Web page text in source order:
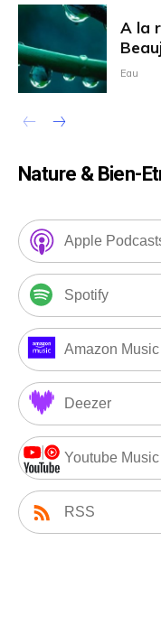
A la
Eau
Nature & Bien-
Apple
Spotify
Amazon Music
Deezer
Youtube Music
RSS